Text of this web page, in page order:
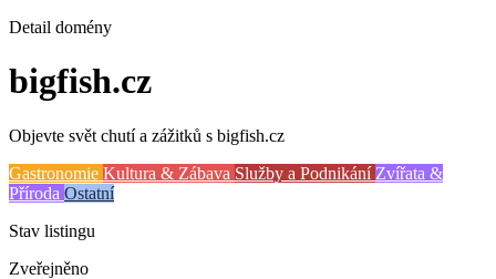
Detail domény
bigfish.cz
Objevte svět chutí a zážitků s bigfish.cz
Gastronomie Kultura & Zábava Služby a Podnikání Zvířata &
Příroda Ostatní
Stav listingu
Zveřejněno